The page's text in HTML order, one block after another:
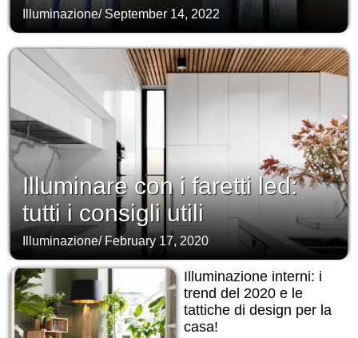
Illuminazione/ September 14, 2022
Illuminare con i faretti led:
tutti i consigli utili
Illuminazione/ February 17, 2020
Illuminazione interni: i
trend del 2020 e le
tattiche di design per la
casa!